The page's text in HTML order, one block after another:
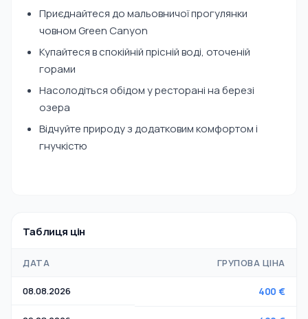
Приєднайтеся до мальовничої прогулянки
човном Green Canyon
Купайтеся в спокійній прісній воді, оточеній
горами
Насолодіться обідом у ресторані на березі
озера
Відчуйте природу з додатковим комфортом і
гнучкістю
Таблиця цін
ДАТА ГРУПОВА ЦІНА
08.08.2026 400 €